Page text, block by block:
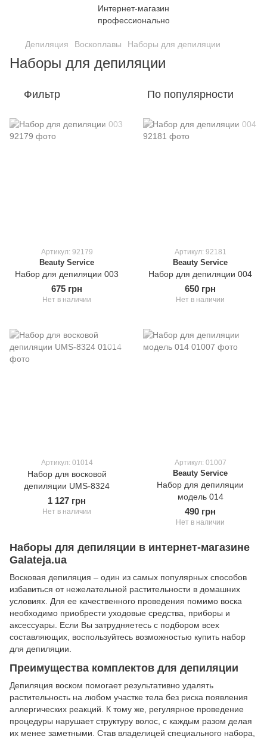
Депиляция Воскоплавы Наборы для депиляции
Наборы для депиляции
Фильтр По популярности
Артикул: 92179
Beauty Service
Набор для депиляции 003
675 грн
Нет в наличии
Артикул: 92181
Beauty Service
Набор для депиляции 004
650 грн
Нет в наличии
Артикул: 01014
Набор для восковой
депиляции UMS-8324
1 127 грн
Нет в наличии
Артикул: 01007
Beauty Service
Набор для депиляции
модель 014
490 грн
Нет в наличии
Наборы для депиляции в интернет-магазине
Galateja.ua
Восковая депиляция – один из самых популярных способов
избавиться от нежелательной растительности в домашних
условиях. Для ее качественного проведения помимо воска
необходимо приобрести уходовые средства, приборы и
аксессуары. Если Вы затрудняетесь с подбором всех
составляющих, воспользуйтесь возможностью купить набор
для депиляции.
Преимущества комплектов для депиляции
Депиляция воском помогает результативно удалять
растительность на любом участке тела без риска появления
аллергических реакций. К тому же, регулярное проведение
процедуры нарушает структуру волос, с каждым разом делая
их менее заметными. Став владелицей специального набора,